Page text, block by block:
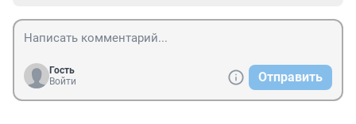
Гость
Войти
Отправить